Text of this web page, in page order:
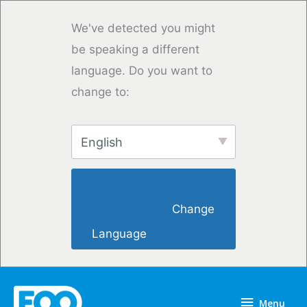
We've detected you might
be speaking a different
language. Do you want to
change to:
English
Language
Menu